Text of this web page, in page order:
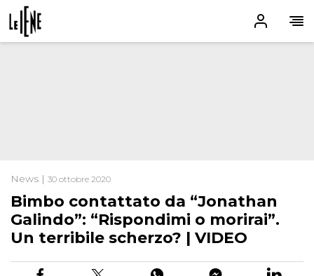
News | 30 ottobre 2020
Bimbo contattato da “Jonathan
Galindo”: “Rispondimi o morirai”.
Un terribile scherzo? | VIDEO